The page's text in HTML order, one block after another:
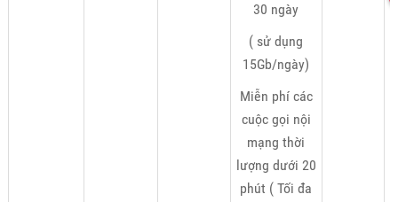
30 ngày
( sử dụng
15Gb/ngày)
Miễn phí các
cuộc gọi nội
mạng thời
lượng dưới 20
phút ( Tối đa